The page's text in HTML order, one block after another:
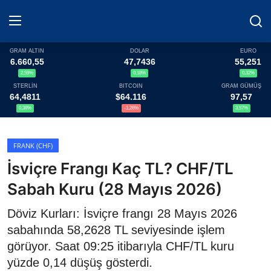
Haberler
Döviz
Altın Fiyatları
Döviz Kurları
Fonlar
Kripto Paralar
Çeviriciler
GRAM ALTIN
6.660,55
2,59%
DOLAR
47,7436
0,18%
EURO
55,251
0,32%
STERLİN
64,4811
0,38%
BITCOIN
$64.116
-1,26%
GRAM GÜMÜŞ
97,57
3,57%
FRANK (CHF)
İsviçre Frangı Kaç TL? CHF/TL
Sabah Kuru (28 Mayıs 2026)
Döviz Kurları: İsviçre frangı 28 Mayıs 2026
sabahında 58,2628 TL seviyesinde işlem
görüyor. Saat 09:25 itibarıyla CHF/TL kuru
yüzde 0,14 düşüş gösterdi.